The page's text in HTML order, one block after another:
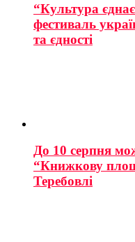
“Культура
фестиваль
та єдності
До 10 серпня
“Книжкову
Теребовлі